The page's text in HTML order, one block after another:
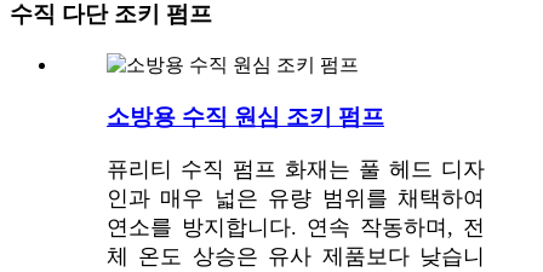
수직 다단 조키 펌프
소방용 수직 원심 조키 펌프
퓨리티 수직 펌프 화재는 풀 헤드 디자
인과 매우 넓은 유량 범위를 채택하여
연소를 방지합니다. 연속 작동하며, 전
체 온도 상승은 유사 제품보다 낮습니